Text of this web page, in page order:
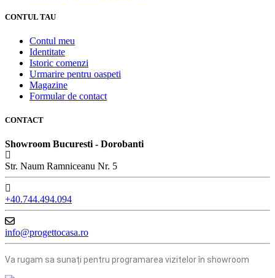
CONTUL TAU
Contul meu
Identitate
Istoric comenzi
Urmarire pentru oaspeti
Magazine
Formular de contact
CONTACT
Showroom Bucuresti - Dorobanti
Str. Naum Ramniceanu Nr. 5
+40.744.494.094
info@progettocasa.ro
Va rugam sa sunați pentru programarea vizitelor în showroom